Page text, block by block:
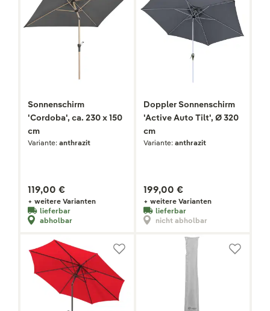
Sonnenschirm
'Cordoba', ca. 230 x 150
cm
Variante: anthrazit
119,00 €
+ weitere Varianten
lieferbar
abholbar
Doppler Sonnenschirm
'Active Auto Tilt', Ø 320
cm
Variante: anthrazit
199,00 €
+ weitere Varianten
lieferbar
nicht abholbar